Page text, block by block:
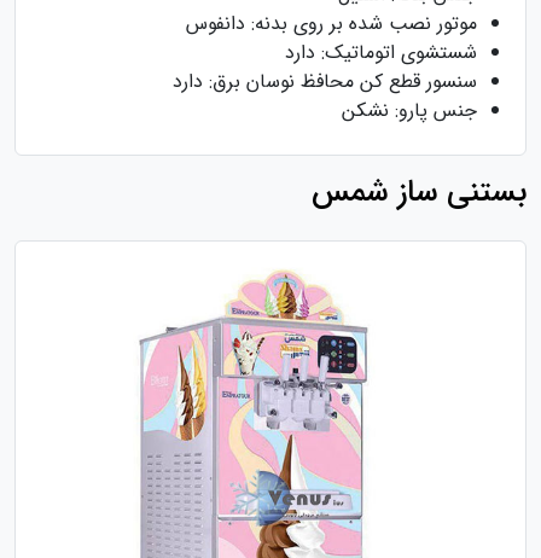
موتور نصب شده بر روی بدنه: دانفوس
شستشوی اتوماتیک: دارد
سنسور قطع کن محافظ نوسان برق: دارد
جنس پارو: نشکن
بستنی ساز شمس